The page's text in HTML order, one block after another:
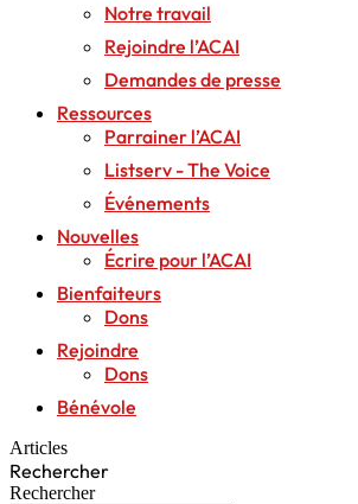
Notre travail
Rejoindre l’ACAI
Demandes de presse
Ressources
Parrainer l’ACAI
Listserv - The Voice
Événements
Nouvelles
Écrire pour l’ACAI
Bienfaiteurs
Dons
Rejoindre
Dons
Bénévole
Articles
Rechercher
Rechercher